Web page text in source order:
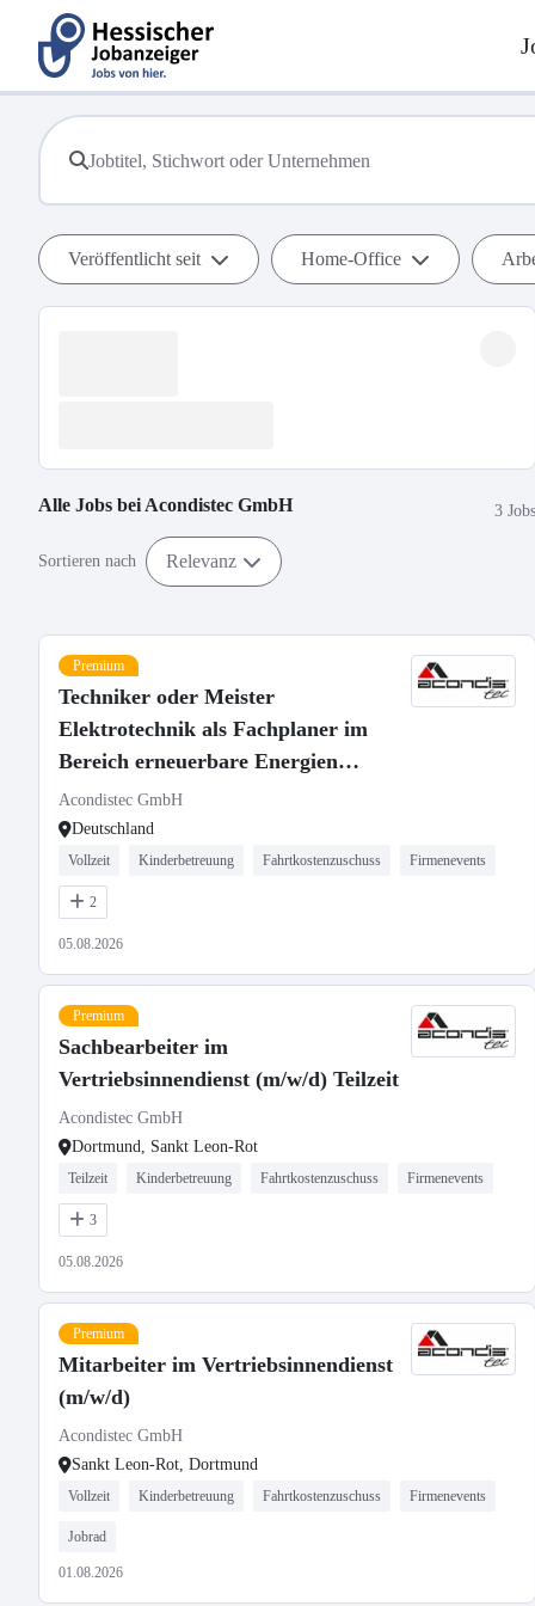
Veröffentlicht seit Home-Office
Alle Jobs bei Acondistec GmbH 3 Jobs
Sortieren nach Relevanz
Premium
Techniker oder Meister
Elektrotechnik als Fachplaner im
Bereich erneuerbare Energien
(m/w/d)
Acondistec GmbH
Deutschland
Vollzeit Kinderbetreuung Fahrtkostenzuschuss Firmenevents
2
05.08.2026
Premium
Sachbearbeiter im
Vertriebsinnendienst (m/w/d) Teilzeit
Acondistec GmbH
Dortmund, Sankt Leon-Rot
Teilzeit Kinderbetreuung Fahrtkostenzuschuss Firmenevents
3
05.08.2026
Premium
Mitarbeiter im Vertriebsinnendienst
(m/w/d)
Acondistec GmbH
Sankt Leon-Rot, Dortmund
Vollzeit Kinderbetreuung Fahrtkostenzuschuss Firmenevents
Jobrad
01.08.2026